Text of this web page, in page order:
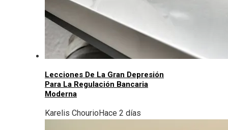
Lecciones De La Gran Depresión
Para La Regulación Bancaria
Moderna
Karelis ChourioHace 2 días